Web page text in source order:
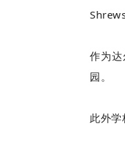
作为达
园。
此外